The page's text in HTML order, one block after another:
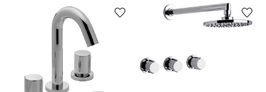
Solo tenes que decirme: Hola